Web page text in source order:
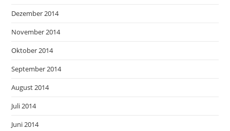
Dezember 2014
November 2014
Oktober 2014
September 2014
August 2014
Juli 2014
Juni 2014